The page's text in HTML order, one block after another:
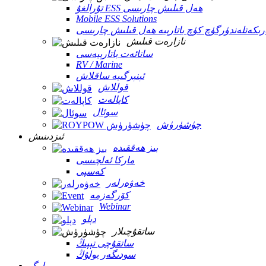
تۇرالغۇ ESS ھەل قىلىش چارىسى
Mobile ESS Solutions
كۈچ باتارېيە ھەل قىلىش چارىسى
نازارەت قىلىش
سانائەت باتارېيەسى
RV / Marine
ئېنېرگىيە ساقلاش
قوللاش
كاپالەت
سوئال
چۈشۈرۈش
ئىزدىنىش
بىز ھەققىدە
ماركا ئەلچىسى
كەسپى
خەۋەرلەر
كۆرگەزمە
Webinar
دېلو
ساتقۇچىلار
ساتقۇچى تېپىڭ
سودىگەر بولۇڭ